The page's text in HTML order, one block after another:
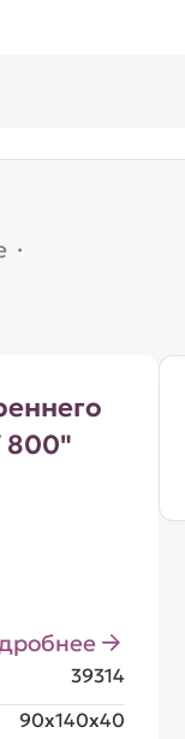
·
800"
39314
90x140x40